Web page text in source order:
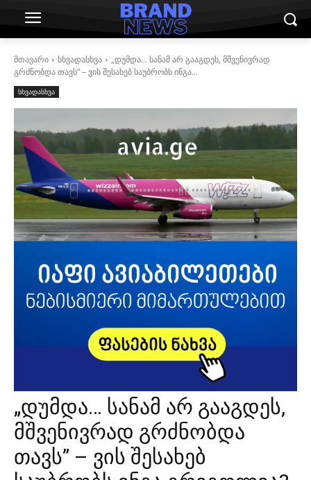
მთავარი სხვადასხვა
„დუმდა… სანამ არ გააგდეს, მშვენივრად
გრძნობდა თავს” – ვის შესახებ საუბრობს ინგა...
სხვადასხვა
„დუმდა… სანამ არ გააგდეს,
მშვენივრად გრძნობდა
თავს” – ვის შესახებ